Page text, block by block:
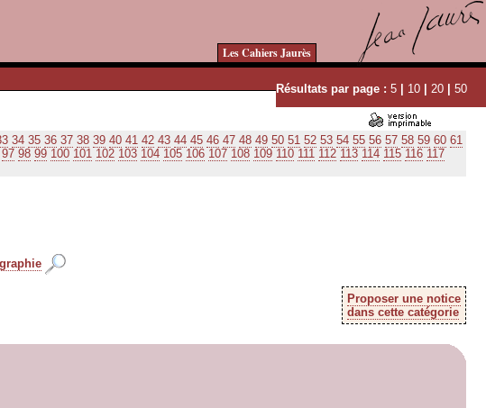
Les Cahiers Jaurès
Résultats par page : 5 | 10 | 20 | 50
34 35 36 37 38 39 40 41 42 43 44 45 46 47 48 49 50 51 52 53 54 55 56 57 58 59 60 61
97 98 99 100 101 102 103 104 105 106 107 108 109 110 111 112 113 114 115 116 117
Proposer une notice
dans cette catégorie